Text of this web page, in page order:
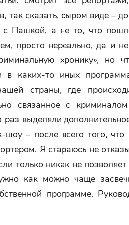
так сказать, сыром виде –
с Пашкой, а не то, что
просто нереально, да и
хронику», но
в каких-то иных
страны, где
связанное с
выделяли
шоу – после всего того, что
Я стараюсь не
только никак не
как можно чаще
программе.